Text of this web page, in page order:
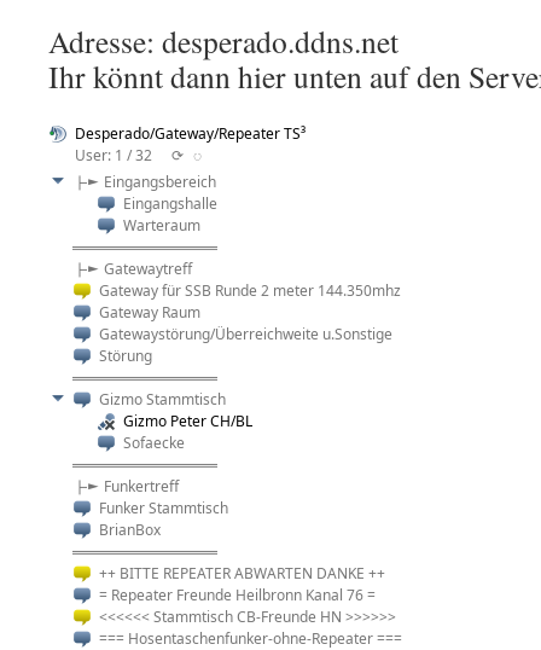
Adresse: desperado.ddns.net
Ihr könnt dann hier unten auf den
Desperado/Gateway/Repeater TS³
User: 1 / 32
⟳ ◌
├► Eingangsbereich
Eingangshalle
Warteraum
══════════
├► Gatewaytreff
Gateway für SSB Runde 2 meter 144.350mhz
Gateway Raum
Gatewaystörung/Überreichweite u.Sonstige
Störung
══════════
Gizmo Stammtisch
Gizmo Peter CH/BL
Sofaecke
══════════
├► Funkertreff
Funker Stammtisch
BrianBox
══════════
++ BITTE REPEATER ABWARTEN DANKE ++
= Repeater Freunde Heilbronn Kanal 76 =
<<<<<< Stammtisch CB-Freunde HN >>>>>>
=== Hosentaschenfunker-ohne-Repeater ===